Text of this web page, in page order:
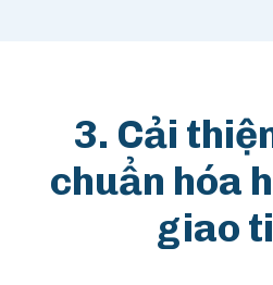
3. Cải
chuẩn hóa
giao